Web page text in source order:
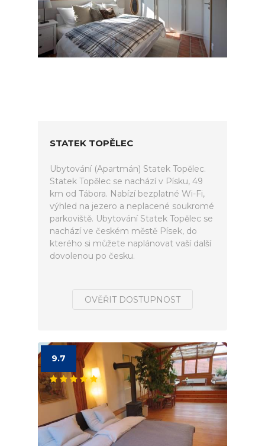
STATEK TOPĚLEC
Ubytování (Apartmán) Statek Topělec.
Statek Topělec se nachází v Písku, 49
km od Tábora. Nabízí bezplatné Wi-Fi,
výhled na jezero a neplacené soukromé
parkoviště. Ubytování Statek Topělec se
nachází ve českém městě Písek, do
kterého si můžete naplánovat vaší další
dovolenou po česku.
OVĚŘIT DOSTUPNOST
9.7